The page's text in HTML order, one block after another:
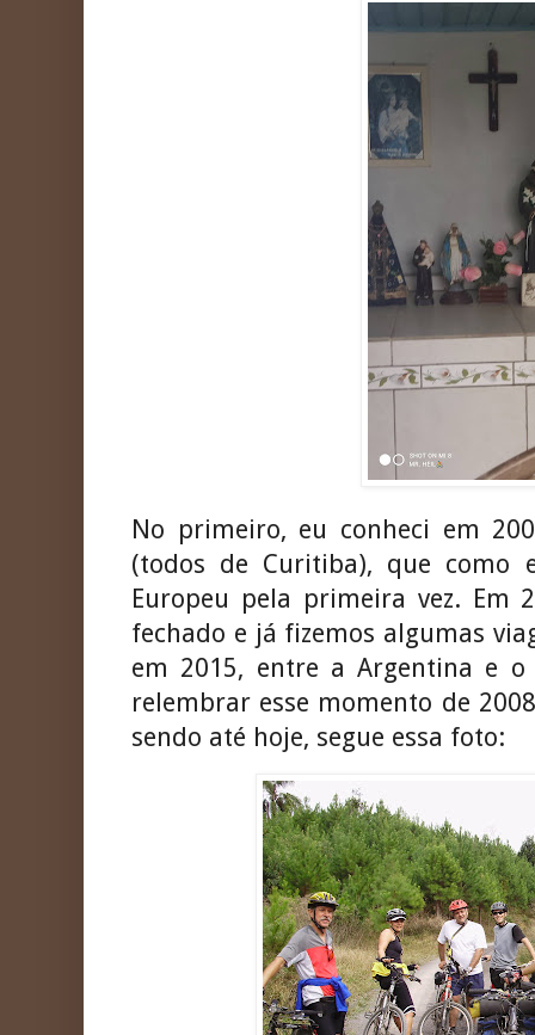
No primeiro, eu conheci em
(todos de Curitiba), que como
Europeu pela primeira vez. Em
fechado e já fizemos algumas
em 2015, entre a Argentina e
relembrar esse momento de
sendo até hoje, segue essa foto: